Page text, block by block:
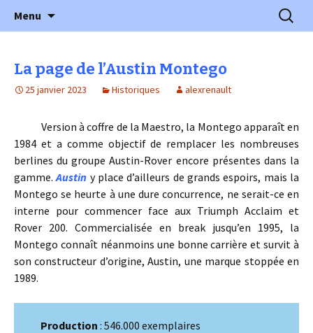
l'Automobile Ancienne
l'automobile ancienne : articles, historiques
…
Menu
La page de l’Austin Montego
25 janvier 2023 Historiques alexrenault
Version à coffre de la Maestro, la Montego apparaît en
1984 et a comme objectif de remplacer les nombreuses
berlines du groupe Austin-Rover encore présentes dans la
gamme.Austin y place d’ailleurs de grands espoirs, mais la
Montego se heurte à une dure concurrence, ne serait-ce en
interne pour commencer face aux Triumph Acclaim et
Rover 200. Commercialisée en break jusqu’en 1995, la
Montego connaît néanmoins une bonne carrière et survit à
son constructeur d’origine, Austin, une marque stoppée en
1989.
Production : 546.000 exemplaires